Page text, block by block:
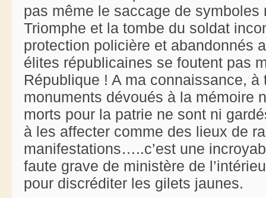
pas même le saccage de symboles
Triomphe et la tombe du soldat
protection policière et abandonnés
élites républicaines se foutent pas
République ! A ma connaissance,
monuments dévoués à la mémoire
morts pour la patrie ne sont ni
à les affecter comme des lieux de
manifestations…..c’est une
faute grave de ministère de
pour discréditer les gilets jaunes.